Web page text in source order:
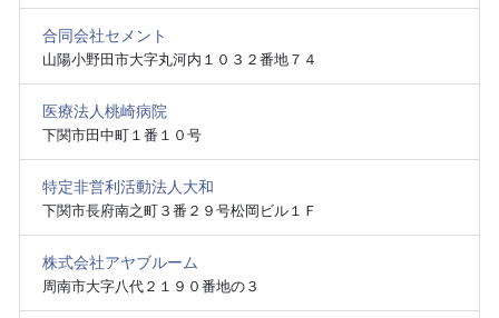
合同会社セメント
山陽小野田市大字丸河内１０３２番地７４
医療法人桃崎病院
下関市田中町１番１０号
特定非営利活動法人大和
下関市長府南之町３番２９号松岡ビル１Ｆ
株式会社アヤブルーム
周南市大字八代２１９０番地の３